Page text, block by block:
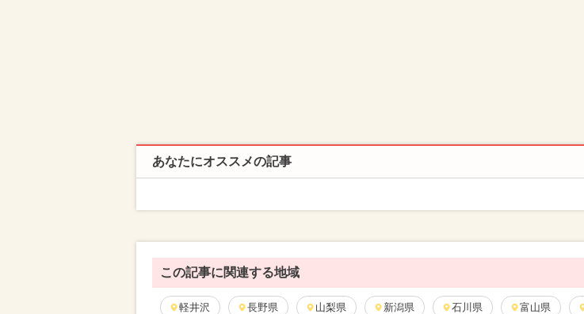
あなたにオススメの記事
この記事に関連する地域
軽井沢 長野県 山梨県 新潟県 石川県 富山県